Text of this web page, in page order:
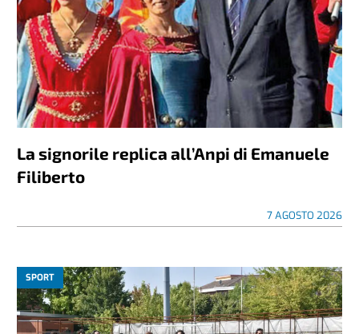
La signorile replica all’Anpi di Emanuele
Filiberto
7 AGOSTO 2026
SPORT